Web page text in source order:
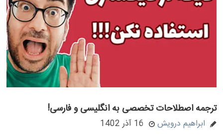
ترجمه اصطلاحات تخصصی به انگلیسی و فارسی!
ابراهیم درویش 16 آذر 1402